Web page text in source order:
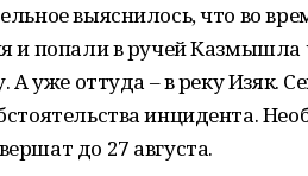
выяснилось, что во
и попали в ручей Казмышла
уже оттуда – в реку Изяк.
инцидента.
до 27 августа.